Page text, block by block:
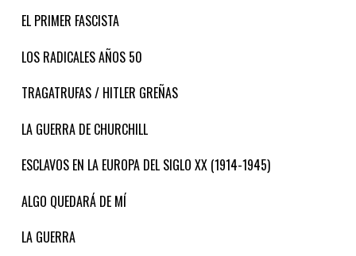
EL PRIMER FASCISTA
LOS RADICALES AÑOS 50
TRAGATRUFAS / HITLER GREÑAS
LA GUERRA DE CHURCHILL
ESCLAVOS EN LA EUROPA DEL SIGLO XX (1914-1945)
ALGO QUEDARÁ DE MÍ
LA GUERRA